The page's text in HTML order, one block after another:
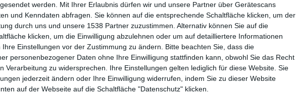
werden.
Mit Ihrer Erlaubnis dürfen wir und unsere Partner über Gerätescans
und Kenndaten abfragen. Sie können auf die entsprechende Schaltfläche klicken, um der
durch uns und unsere 1538 Partner zuzustimmen. Alternativ können Sie auf die
klicken, um die Einwilligung abzulehnen oder um auf detailliertere Informationen
Einstellungen vor der Zustimmung zu ändern.
Bitte beachten Sie, dass die
personenbezogener Daten ohne Ihre Einwilligung stattfinden kann, obwohl Sie das Recht
Verarbeitung zu widersprechen. Ihre Einstellungen gelten lediglich für diese Website. Sie
jederzeit ändern oder Ihre Einwilligung widerrufen, indem Sie zu dieser Website
auf der Webseite auf die Schaltfläche "Datenschutz" klicken.
man den Absender prüft oder wie man Links vor dem
Phishing-Mails mit vermeintlichen MobileMe-Hinweisen
als Fakes erkennen – als Versandadresse wurde teils no-
dem, was man von Applegewohnt ist.